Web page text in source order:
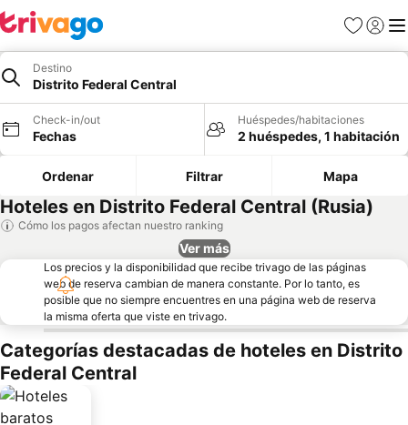
Favoritos
Iniciar
Destino
Distrito Federal Central
Check-in/out
Fechas
Huéspedes/habitaciones
2 huéspedes, 1 habitación
Ordenar Filtrar Mapa
Hoteles en Distrito Federal Central (Rusia)
Cómo los pagos afectan nuestro ranking
Ver más
Los precios y la disponibilidad que recibe trivago de las páginas
web de reserva cambian de manera constante. Por lo tanto, es
posible que no siempre encuentres en una página web de reserva
la misma oferta que viste en trivago.
Categorías destacadas de hoteles en Distrito
Federal Central